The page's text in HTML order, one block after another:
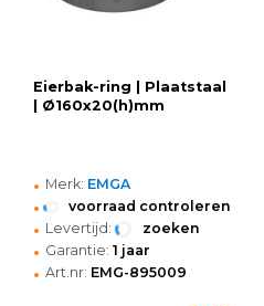
Eierbak-ring | Plaatstaal
| Ø160x20(h)mm
• Merk: EMGA
• voorraad controleren
• Levertijd: zoeken
• Garantie: 1 jaar
• Art.nr: EMG-895009